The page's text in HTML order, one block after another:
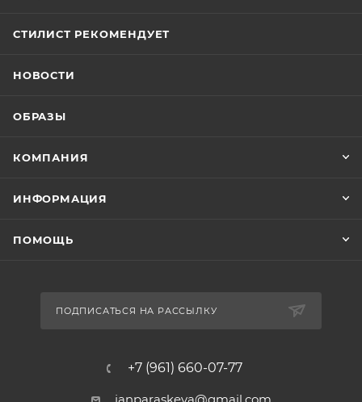
СТИЛИСТ РЕКОМЕНДУЕТ
НОВОСТИ
ОБРАЗЫ
КОМПАНИЯ
ИНФОРМАЦИЯ
ПОМОЩЬ
ПОДПИСАТЬСЯ НА РАССЫЛКУ
+7 (961) 660-07-77